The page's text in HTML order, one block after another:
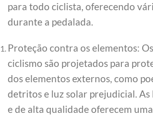
para todo ciclista, oferecendo
durante a pedalada.
Proteção contra os elementos:
ciclismo são projetados para
dos elementos externos, como
detritos e luz solar prejudicial.
e de alta qualidade oferecem